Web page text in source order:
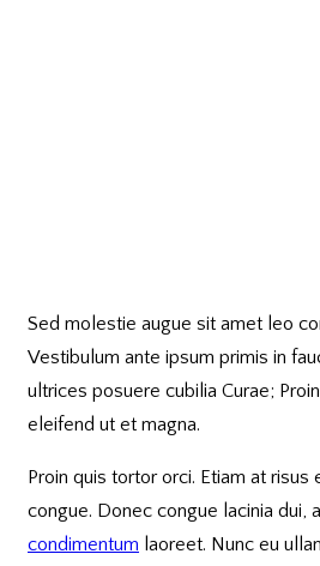
Sed molestie augue sit amet leo
Vestibulum ante ipsum primis in
ultrices posuere cubilia Curae;
eleifend ut et magna.
Proin quis tortor orci. Etiam at risus
congue. Donec congue lacinia dui, a
condimentum laoreet. Nunc eu